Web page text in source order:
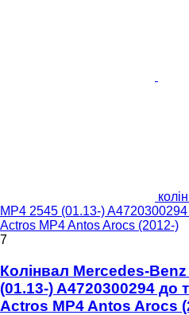
MP4 2545 (01.13-)
Actros MP4 Antos Arocs (2012-)
7
Колінвал Mercedes-
(01.13-) A4720300294 до
Actros MP4 Antos Arocs